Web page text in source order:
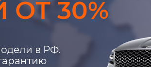
30%
в РФ.